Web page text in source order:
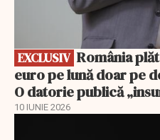
EXCLUSIV
euro pe lună doar pe
O datorie publică
10 IUNIE 2026